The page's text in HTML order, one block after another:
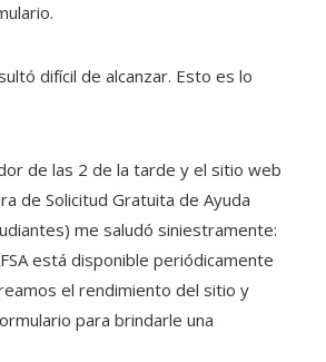
difícil de alcanzar. Esto es lo
de las 2 de la tarde y el sitio web
de Solicitud Gratuita de Ayuda
me saludó siniestramente:
está disponible periódicamente
el rendimiento del sitio y
para brindarle una